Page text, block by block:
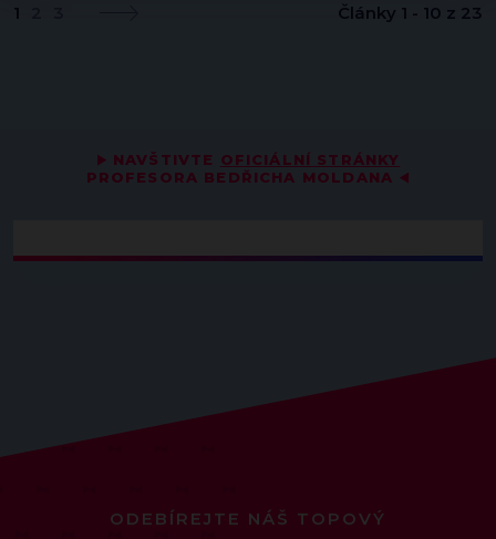
▶ NAVŠTIVTE OFICIÁLNÍ STRÁNKY
PROFESORA BEDŘICHA MOLDANA ◀
1 Články 1 - 10 z 23
ODEBÍREJTE NÁŠ TOPOVÝ